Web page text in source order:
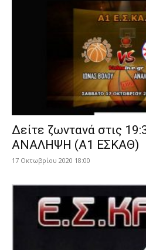
Δείτε ζωντανά στις
ΑΝΑΛΗΨΗ (Α1 ΕΣΚΑΘ)
17 Οκτωβρίου 2020 18:00